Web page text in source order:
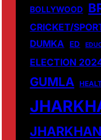
BOLLYWOOD
CRICKET/
DUMKA ED
ELECTION
GUMLA